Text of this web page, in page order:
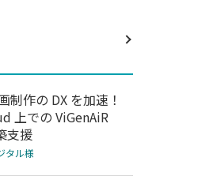
制作の DX を加速！
上での ViGenAiR
支援
タル様